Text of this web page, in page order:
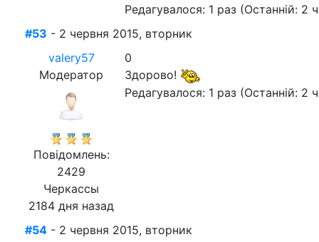
Редагувалося: 1 раз (Останній: 2
#53 - 2 червня 2015, вторник
valery57
Модератор
Повідомлень:
2429
Черкассы
2184 дня назад
0
Здорово!
Редагувалося: 1 раз (Останній: 2
#54 - 2 червня 2015, вторник